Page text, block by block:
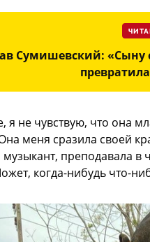
Сумишевский: «Сыну
я не чувствую, что она
меня сразила своей
преподавала
когда-нибудь что-